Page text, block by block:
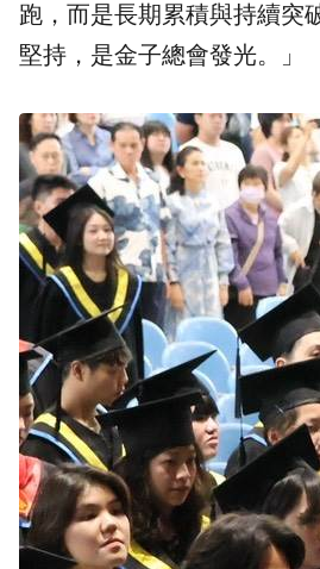
跑，而是長期累積與持續突
堅持，是金子總會發光。」